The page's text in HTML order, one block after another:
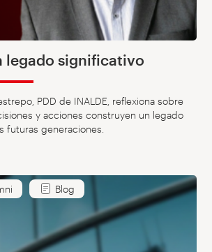
legado significativo
PDD de INALDE, reflexiona sobre
y acciones construyen un legado
futuras generaciones.
Blog